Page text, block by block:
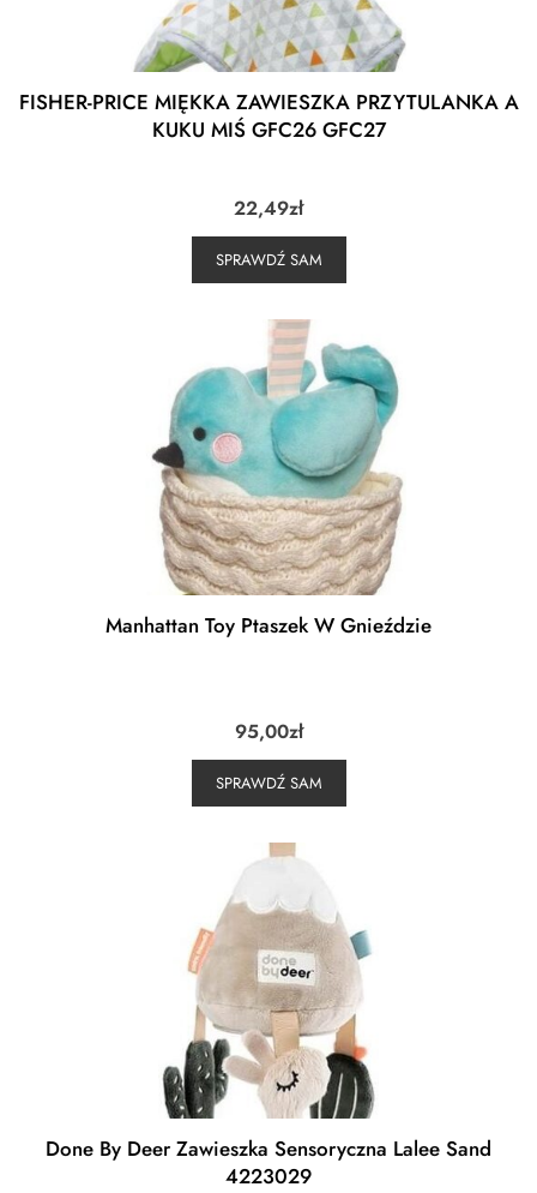
FISHER-PRICE MIĘKKA ZAWIESZKA PRZYTULANKA A
KUKU MIŚ GFC26 GFC27
22,49zł
SPRAWDŹ SAM
Manhattan Toy Ptaszek W Gnieździe
95,00zł
SPRAWDŹ SAM
Done By Deer Zawieszka Sensoryczna Lalee Sand
4223029